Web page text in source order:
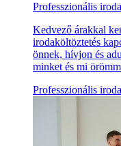
Professzionális
Kedvező árakkal
irodaköltöztetés
önnek, hívjon és
minket és mi
Professzionális